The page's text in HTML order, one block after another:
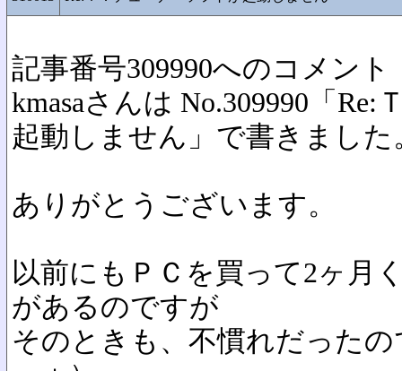
記事番号309990へのコメント
kmasaさんは No.309990「
起動しません」で書きました
ありがとうございます。
以前にもＰＣを買って2ヶ月
があるのですが
そのときも、不慣れだった